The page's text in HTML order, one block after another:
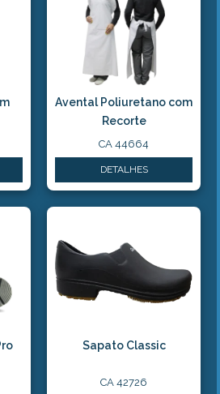
Avental Poliuretano com
Recorte
CA 44664
DETALHES
Sapato Classic
CA 42726